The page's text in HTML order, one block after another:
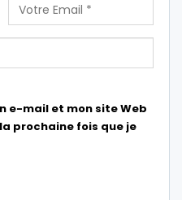
e-mail et mon site Web
prochaine fois que je